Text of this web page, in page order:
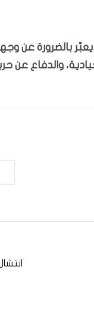
بالضرورة
والدفاع عن